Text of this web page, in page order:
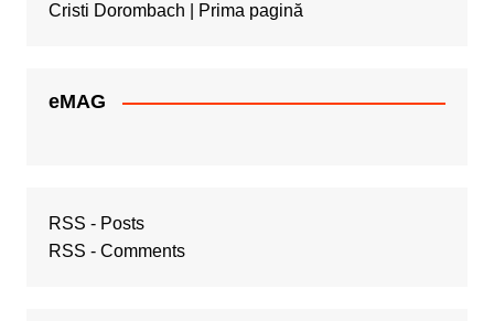
Cristi Dorombach | Prima pagină
eMAG
RSS - Posts
RSS - Comments